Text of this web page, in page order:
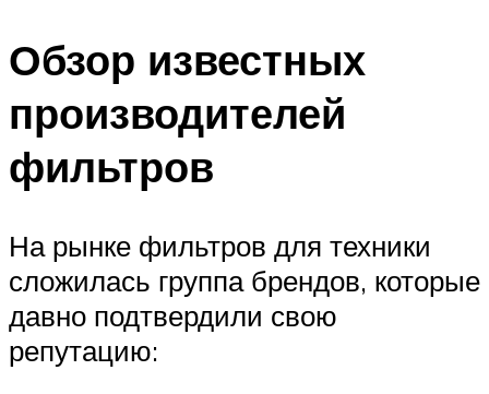
Обзор известных
производителей
фильтров
На рынке фильтров для техники
сложилась группа брендов, которые
давно подтвердили свою
репутацию: